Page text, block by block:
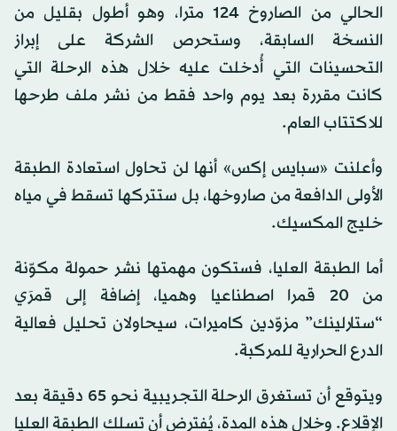
الحالي من الصاروخ 124 مترا، وهو أطول بقليل من
النسخة السابقة، وستحرص الشركة على إبراز
التحسينات التي أُدخلت عليه خلال هذه الرحلة التي
كانت مقررة بعد يوم واحد فقط من نشر ملف طرحها
للاكتتاب العام.
وأعلنت «سبايس إكس» أنها لن تحاول استعادة الطبقة
الأولى الدافعة من صاروخها، بل ستتركها تسقط في مياه
خليج المكسيك.
أما الطبقة العليا، فستكون مهمتها نشر حمولة مكوّنة
من 20 قمرا اصطناعيا وهميا، إضافة إلى قمرَي
“ستارلينك” مزوّدين كاميرات، سيحاولان تحليل فعالية
الدرع الحرارية للمركبة.
ويتوقع أن تستغرق الرحلة التجريبية نحو 65 دقيقة بعد
الإقلاع. وخلال هذه المدة، يُفترض أن تسلك الطبقة العليا